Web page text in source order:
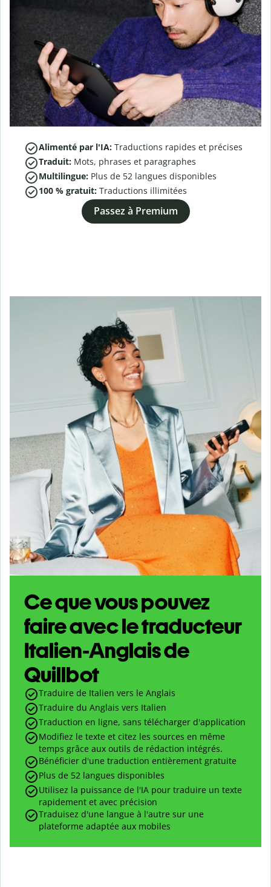
Alimenté par l'IA: Traductions rapides et précises
Traduit: Mots, phrases et paragraphes
Multilingue: Plus de 52 langues disponibles
100 % gratuit: Traductions illimitées
Passez à Premium
Ce que vous pouvez
faire avec le traducteur
Italien-Anglais de
Quillbot
Traduire de Italien vers le Anglais
Traduire du Anglais vers Italien
Traduction en ligne, sans télécharger d'application
Modifiez le texte et citez les sources en même
temps grâce aux outils de rédaction intégrés.
Bénéficier d'une traduction entièrement gratuite
Plus de 52 langues disponibles
Utilisez la puissance de l'IA pour traduire un texte
rapidement et avec précision
Traduisez d'une langue à l'autre sur une
plateforme adaptée aux mobiles